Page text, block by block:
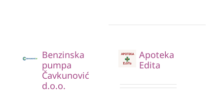
Benzinska
pumpa
Čavkunović
d.o.o.
Apoteka
Edita